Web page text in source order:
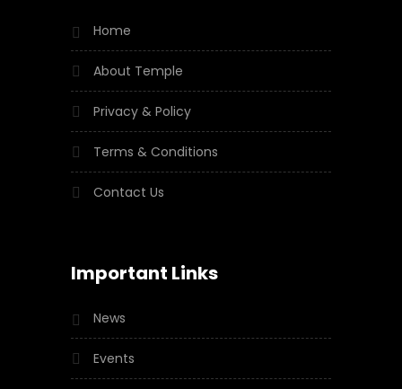
Home
About Temple
Privacy & Policy
Terms & Conditions
Contact Us
Important Links
News
Events